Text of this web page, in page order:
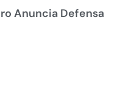
Anuncia Defensa